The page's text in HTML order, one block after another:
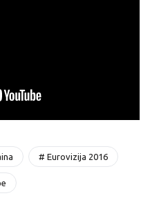
# Eurovizija 2016